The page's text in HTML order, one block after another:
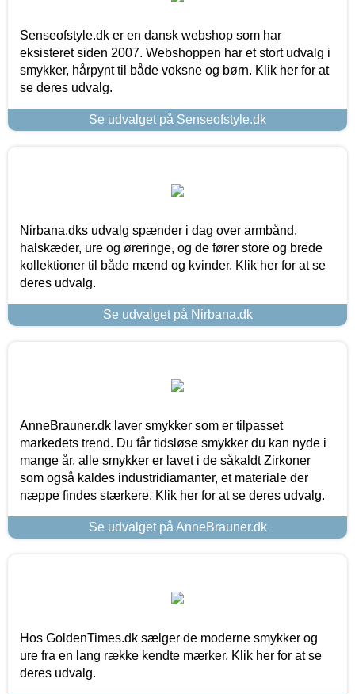
Senseofstyle.dk er en dansk webshop som har
eksisteret siden 2007. Webshoppen har et stort udvalg i
smykker, hårpynt til både voksne og børn. Klik her for at
se deres udvalg.
Se udvalget på Senseofstyle.dk
Nirbana.dks udvalg spænder i dag over armbånd,
halskæder, ure og øreringe, og de fører store og brede
kollektioner til både mænd og kvinder. Klik her for at se
deres udvalg.
Se udvalget på Nirbana.dk
AnneBrauner.dk laver smykker som er tilpasset
markedets trend. Du får tidsløse smykker du kan nyde i
mange år, alle smykker er lavet i de såkaldt Zirkoner
som også kaldes industridiamanter, et materiale der
næppe findes stærkere. Klik her for at se deres udvalg.
Se udvalget på AnneBrauner.dk
Hos GoldenTimes.dk sælger de moderne smykker og
ure fra en lang række kendte mærker. Klik her for at se
deres udvalg.